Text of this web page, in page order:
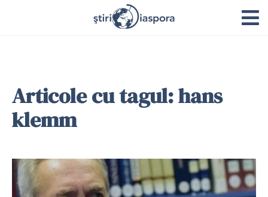
Articole cu tagul: hans
klemm